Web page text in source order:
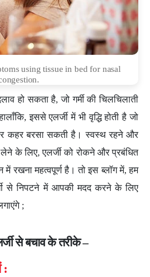
using tissue in bed for nasal
हो सकता है, जो गर्मी की चिलचिलाती
इससे एलर्जी में भी वृद्धि होती है जो
पर कहर बरसा सकती है। स्वस्थ रहने और
के लिए, एलर्जी को रोकने और प्रबंधित
रखना महत्वपूर्ण है। तो इस ब्लॉग में, हम
से निपटने में आपकी मदद करने के लिए
;
से बचाव के तरीके –
: